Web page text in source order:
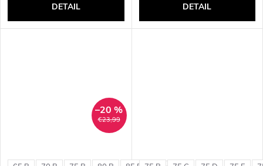
DETAIL DETAIL
€23,99
–20 %